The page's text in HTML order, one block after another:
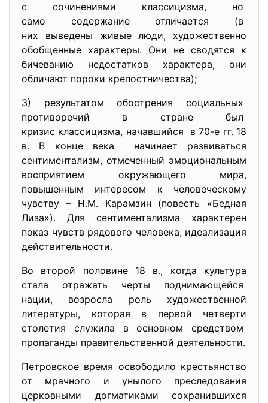
с сочинениями классицизма, но
само содержание отличается (в
них выведены живые люди, художественно
обобщенные характеры. Они не сводятся к
бичеванию недостатков характера, они
обличают пороки крепостничества);
3) результатом обострения социальных
противоречий в стране был
кризис классицизма, начавшийся в 70-е гг. 18
в. В конце века начинает развиваться
сентиментализм, отмеченный эмоциональным
восприятием окружающего мира,
повышенным интересом к человеческому
чувству – Н.М. Карамзин (повесть «Бедная
Лиза»). Для сентиментализма характерен
показ чувств рядового человека, идеализация
действительности.
Во второй половине 18 в., когда культура
стала отражать черты поднимающейся
нации, возросла роль художественной
литературы, которая в первой четверти
столетия служила в основном средством
пропаганды правительственной деятельности.
Петровское время освободило крестьянство
от мрачного и унылого преследования
церковными догматиками сохранившихся